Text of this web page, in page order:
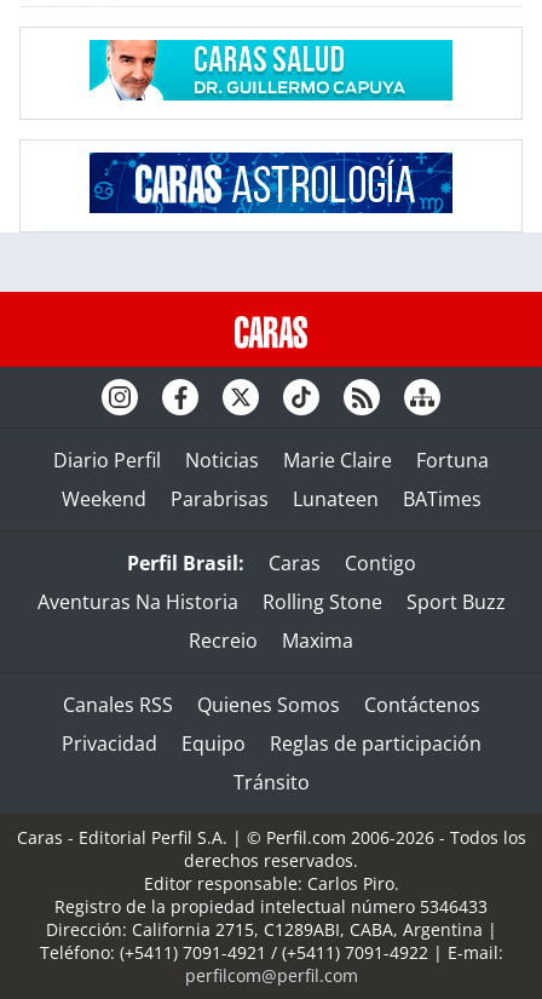
Diario Perfil Noticias Marie Claire
Fortuna
Weekend
Parabrisas Lunateen BATimes
Perfil Brasil: Caras
Contigo
Aventuras Na Historia
Rolling Stone
Sport Buzz
Recreio
Maxima
Canales RSS Quienes Somos
Contáctenos
Privacidad
Equipo
Reglas de participación
Tránsito
Caras - Editorial Perfil S.A. | © Perfil.com 2006-2026 - Todos los
derechos reservados.
Editor responsable: Carlos Piro.
Registro de la propiedad intelectual número 5346433
Dirección: California 2715, C1289ABI, CABA, Argentina |
Teléfono: (+5411) 7091-4921 / (+5411) 7091-4922| E-mail:
perfilcom@perfil.com